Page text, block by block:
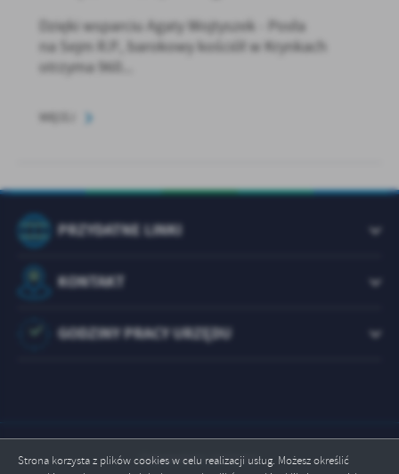
Strona korzysta z plików cookies w celu realizacji usług. Możesz określić
Dzięki wsparciu Agaty Wojtyszek - Posła
na Sejm R.P., barokowy kościół w Krynkach
otrzyma 960...
WIĘCEJ
PRZYDATNE LINKI
KONTAKT
GODZINY PRACY URZĘDU
Odwiedzin: 1073301